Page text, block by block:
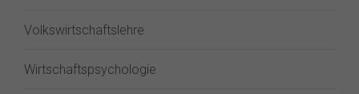
Volkswirtschaftslehre
Wirtschaftspsychologie